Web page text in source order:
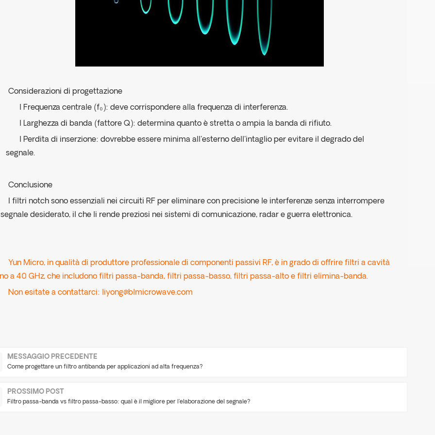
Considerazioni di progettazione
l Frequenza centrale (f₀): deve corrispondere alla frequenza di interferenza.
l Larghezza di banda (fattore Q): determina quanto è stretta o ampia la banda di rifiuto.
l Perdita di inserzione: dovrebbe essere minima all'esterno dell'intaglio per evitare il degrado del
segnale.
Conclusione
I filtri notch sono essenziali nei circuiti RF per eliminare con precisione le interferenze senza interrompere
desiderato, il che li rende preziosi nei sistemi di comunicazione, radar e guerra elettronica.
Yun Micro, in qualità di produttore professionale di componenti passivi RF, è in grado di offrire filtri a cavità
a 40 GHz, che includono filtri passa-banda, filtri passa-basso, filtri passa-alto e filtri elimina-banda.
Non esitate a contattarci: liyong@blmicrowave.com
MESSAGGIO PRECEDENTE
Come progettare un filtro antibanda per applicazioni ad alta frequenza?
PROSSIMO POST
Filtro passa-banda vs filtro passa-basso: qual è il migliore per l'elaborazione del segnale?